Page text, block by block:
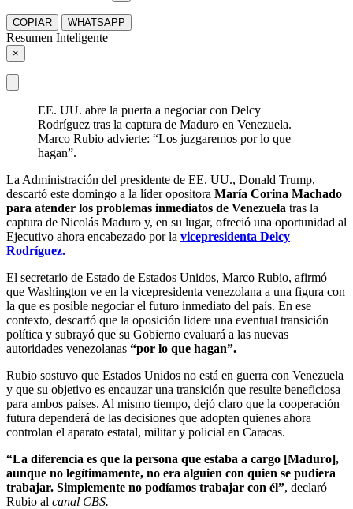
COPIAR WHATSAPP
Resumen Inteligente
×
EE. UU. abre la puerta a negociar con Delcy
Rodríguez tras la captura de Maduro en Venezuela.
Marco Rubio advierte: “Los juzgaremos por lo que
hagan”.
La Administración del presidente de EE. UU., Donald Trump,
descartó este domingo a la líder opositora María Corina Machado
para atender los problemas inmediatos de Venezuela tras la
captura de Nicolás Maduro y, en su lugar, ofreció una oportunidad al
Ejecutivo ahora encabezado por la vicepresidenta Delcy
Rodríguez.
El secretario de Estado de Estados Unidos, Marco Rubio, afirmó
que Washington ve en la vicepresidenta venezolana a una figura con
la que es posible negociar el futuro inmediato del país. En ese
contexto, descartó que la oposición lidere una eventual transición
política y subrayó que su Gobierno evaluará a las nuevas
autoridades venezolanas “por lo que hagan”.
Rubio sostuvo que Estados Unidos no está en guerra con Venezuela
y que su objetivo es encauzar una transición que resulte beneficiosa
para ambos países. Al mismo tiempo, dejó claro que la cooperación
futura dependerá de las decisiones que adopten quienes ahora
controlan el aparato estatal, militar y policial en Caracas.
“La diferencia es que la persona que estaba a cargo [Maduro],
aunque no legítimamente, no era alguien con quien se pudiera
trabajar. Simplemente no podíamos trabajar con él”, declaró
Rubio al canal CBS.